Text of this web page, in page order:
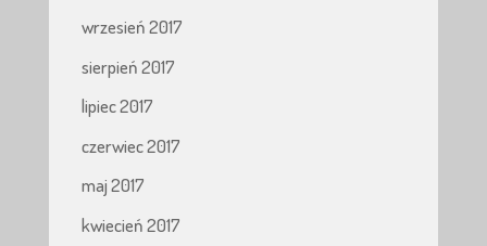
wrzesień 2017
sierpień 2017
lipiec 2017
czerwiec 2017
maj 2017
kwiecień 2017